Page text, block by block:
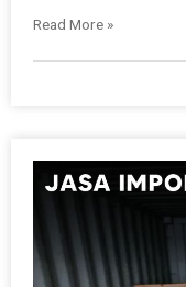
Read More »